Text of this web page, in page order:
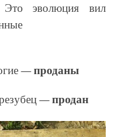
эволюция вил
—проданы
—продан